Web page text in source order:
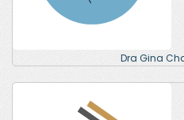
Dra Gina